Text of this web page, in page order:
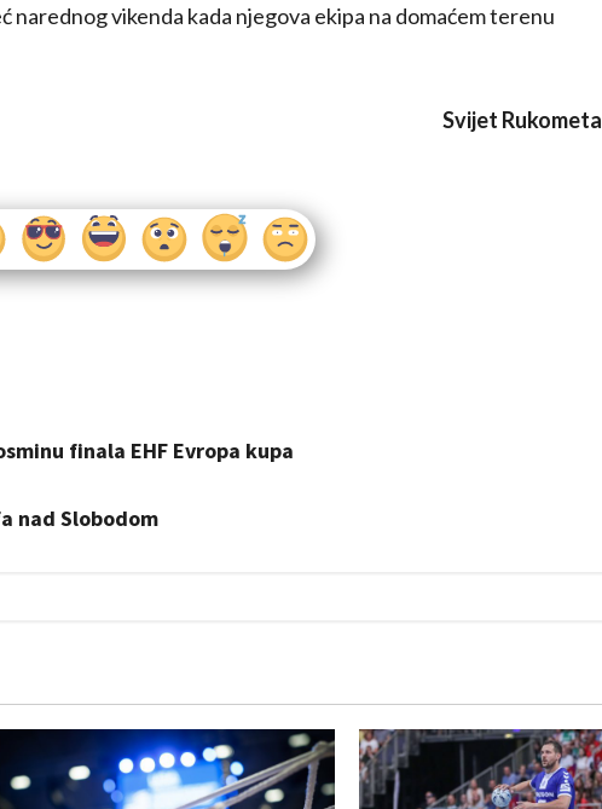
narednog vikenda kada njegova ekipa na domaćem terenu
Svijet Rukometa
finala EHF Evropa kupa
nad Slobodom